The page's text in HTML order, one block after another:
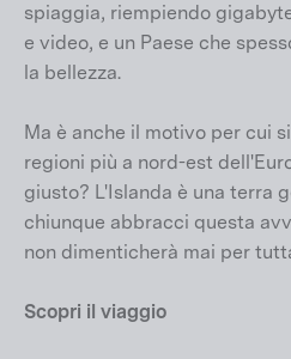
spiaggia, riempiendo
e video, e un Paese che
la bellezza.
Ma è anche il motivo per cui
regioni più a nord-est
giusto? L'Islanda è una terra
chiunque abbracci questa
non dimenticherà mai per
Scopri il viaggio